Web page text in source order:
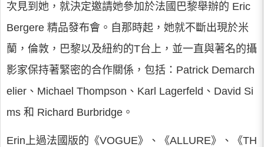
次見到她，就決定邀請她參加於法國巴黎舉辦的 Eric
Bergere 精品發布會。自那時起，她就不斷出現於米
蘭，倫敦，巴黎以及紐約的T台上，並一直與著名的攝
影家保持著緊密的合作關係，包括：Patrick Demarch
elier、Michael Thompson、Karl Lagerfeld、David Si
ms 和 Richard Burbridge。
Erin上過法國版的《VOGUE》、《ALLURE》、《TH